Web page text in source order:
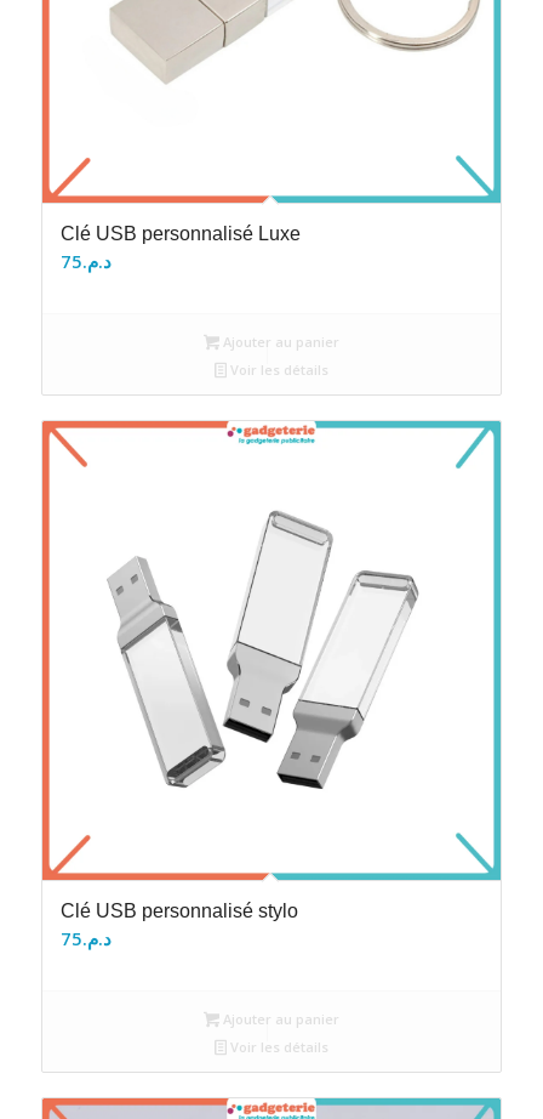
Clé USB personnalisé Luxe
د.م.75
Ajouter au panier
Voir les détails
Clé USB personnalisé stylo
د.م.75
Ajouter au panier
Voir les détails